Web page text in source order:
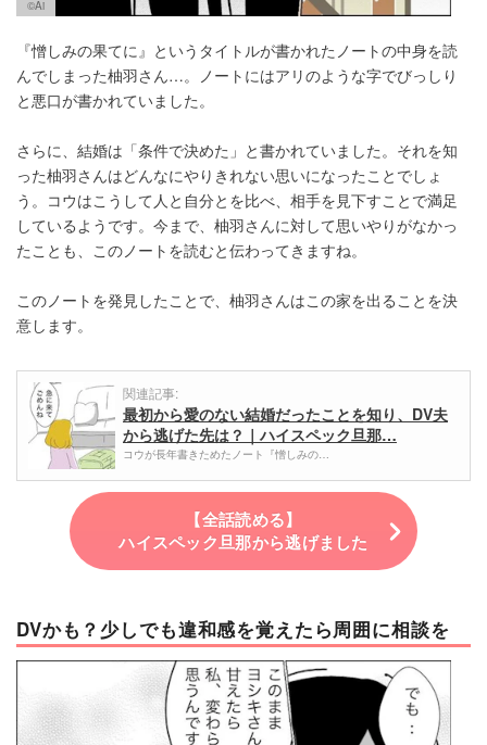
©Ai
『憎しみの果てに』というタイトルが書かれたノートの中身を読
んでしまった柚羽さん…。ノートにはアリのような字でびっしり
と悪口が書かれていました。
さらに、結婚は「条件で決めた」と書かれていました。それを知
った柚羽さんはどんなにやりきれない思いになったことでしょ
う。コウはこうして人と自分とを比べ、相手を見下すことで満足
しているようです。今まで、柚羽さんに対して思いやりがなかっ
たことも、このノートを読むと伝わってきますね。
このノートを発見したことで、柚羽さんはこの家を出ることを決
意します。
関連記事:
最初から愛のない結婚だったことを知り、DV夫
から逃げた先は？｜ハイスペック旦那…
コウが長年書きためたノート『憎しみの…
【全話読める】
ハイスペック旦那から逃げました
DVかも？少しでも違和感を覚えたら周囲に相談を